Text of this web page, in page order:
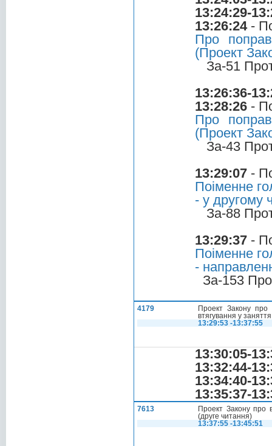
13:24:29-
13:26:24-
Про
(Проект
За-51
13:26:36-
13:28:26 -
Про
(Проект
За-43
13:29:07 -
Поіменне
- у другому
За-88
13:29:37 -
Поіменне
-
За-153
4179
Проект Закону про
втягування у
13:29:53 -13:37:55
13:30:05-
13:32:44-
13:34:40-
13:35:37-
7613
Проект Закону про
(друге читання)
13:37:55 -13:45:51